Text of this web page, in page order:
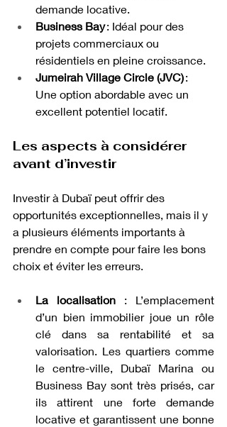
demande locative.
Business Bay : Idéal pour des
projets commerciaux ou
résidentiels en pleine croissance.
Jumeirah Village Circle (JVC) :
Une option abordable avec un
excellent potentiel locatif.
Les aspects à considérer
avant d’investir
Investir à Dubaï peut offrir des
opportunités exceptionnelles, mais il y
a plusieurs éléments importants à
prendre en compte pour faire les bons
choix et éviter les erreurs.
La localisation : L’emplacement
d’un bien immobilier joue un rôle
clé dans sa rentabilité et sa
valorisation. Les quartiers comme
le centre-ville, Dubaï Marina ou
Business Bay sont très prisés, car
ils attirent une forte demande
locative et garantissent une bonne